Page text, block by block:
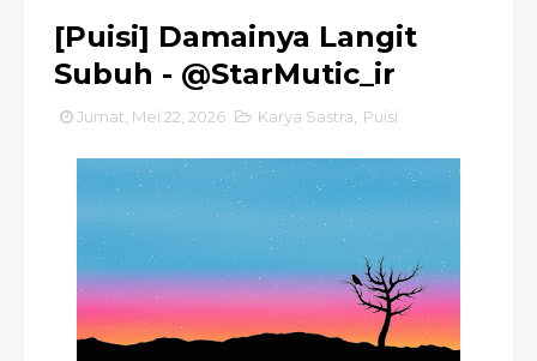
[Puisi] Damainya Langit
Subuh - @StarMutic_ir
Jumat, Mei 22, 2026 Karya Sastra Puisi